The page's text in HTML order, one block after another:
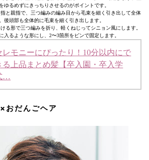
ゆるめずにきっちりさせるのがポイントです。
と親指で、三つ編みの編み目から毛束を細く引き出して全体
後頭部も全体的に毛束を細く引き出します。
る形で三つ編みを折り、軽くねじってシニョン風にします。
入るような形にし、2〜3箇所をピンで固定します。
レモニーにぴったり！10分以内にで
る上品まとめ髪【卒入園・卒入学
…
おだんごヘア